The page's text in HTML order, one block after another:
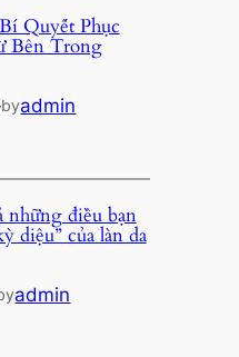
Quyết Phục
Bên Trong
byadmin
những điều bạn
diệu” của làn da
admin